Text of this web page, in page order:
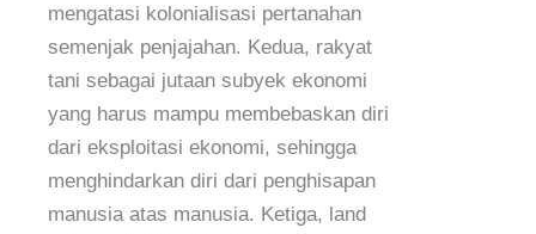
mengatasi kolonialisasi pertanahan
semenjak penjajahan. Kedua, rakyat
tani sebagai jutaan subyek ekonomi
yang harus mampu membebaskan diri
dari eksploitasi ekonomi, sehingga
menghindarkan diri dari penghisapan
manusia atas manusia. Ketiga, land